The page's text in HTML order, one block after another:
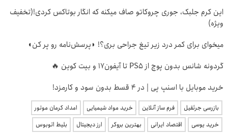
این کرم جلبک، جوری چروکاتو صاف میکنه که انگار بوتاکس کردی!(تخفیف
ویژه)
میخوای برای کمر درد زیر تیغ جراحی بری؟! ◗پرسش‌نامه رو پر کن◖
گردونه شانس بدون پوچ از PS5 تا آیفون17 و بیت کوین 🔥
خرید موبایل با اسنپ پی | در ۴ قسط بدون سود و کارمزد!
بازرسی جرثقیل فرم ساز آنلاین خرید مواد شیمیایی
امداد کرمان موتور
خرید یوسی
اقتصاد ایرانی بهترین بروکر ارز دیجیتال بلیط اتوبوس